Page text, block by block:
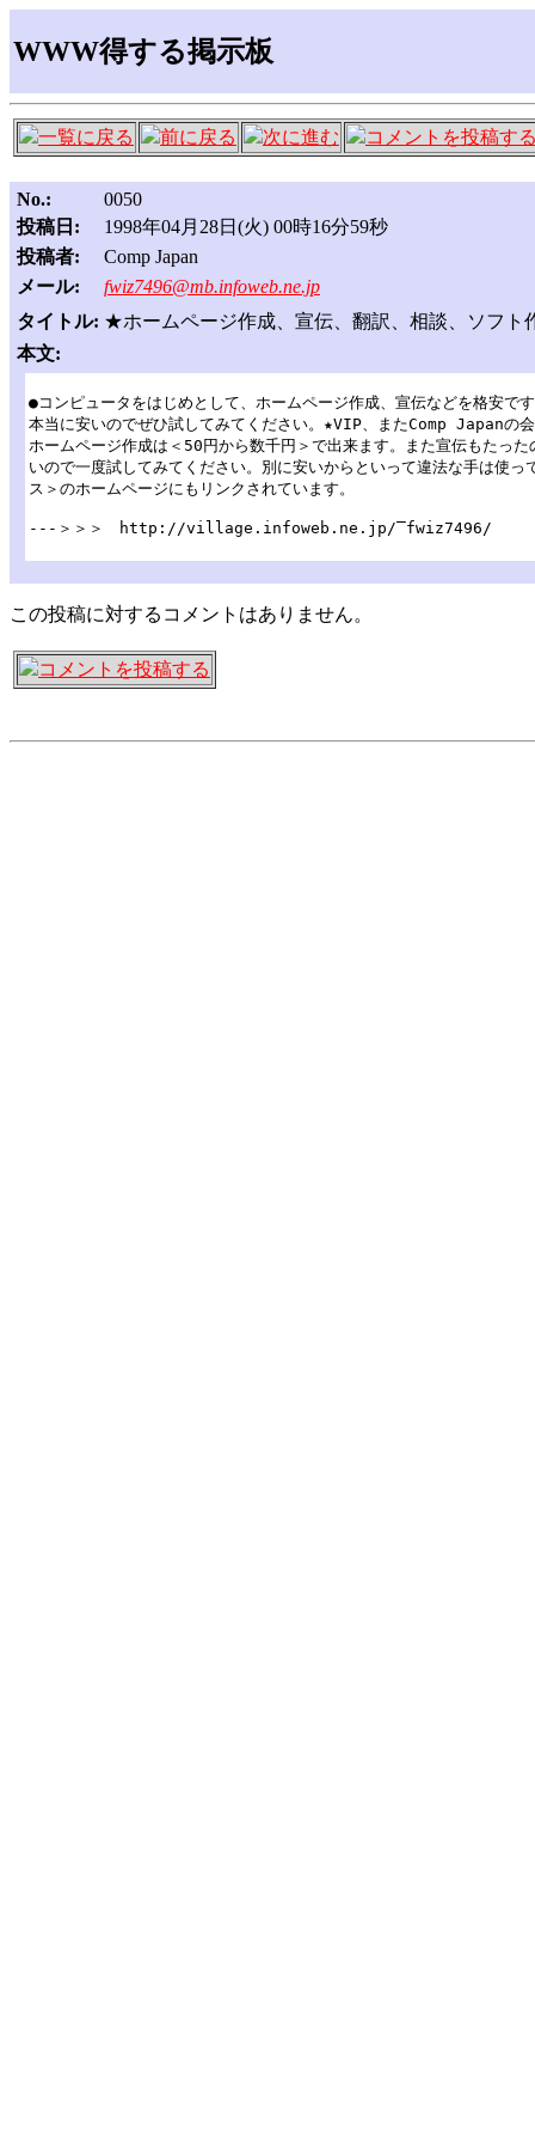
WWW得する掲示板
一覧に戻る 前に戻る 次に進む コメントを投稿す
No.:
0050
投稿日:
1998年04月28日(火) 00時16分59秒
投稿者:
Comp Japan
メール:
fwiz7496@mb.infoweb.ne.jp
タイトル: ★ホームページ作成、宣伝、翻訳、相談、ソフト
本文:
●コンピュータをはじめとして、ホームページ作成、宣伝などを格安で
本当に安いのでぜひ試してみてください。★VIP、またComp Japanの
ホームページ作成は＜50円から数千円＞で出来ます。また宣伝もたっ
いので一度試してみてください。別に安いからといって違法な手は使っ
ス＞のホームページにもリンクされています。
この投稿に対するコメントはありません。
コメントを投稿する